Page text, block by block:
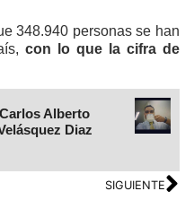
348.940 personas se han
con lo que la cifra de
Carlos Alberto
Diaz
SIGUIENTE